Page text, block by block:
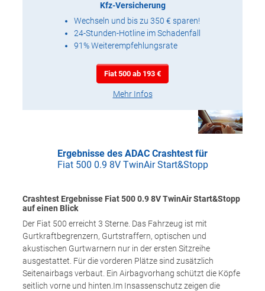
Kfz-Versicherung
Wechseln und bis zu 350 € sparen!
24-Stunden-Hotline im Schadenfall
91% Weiterempfehlungsrate
Fiat 500 ab 193 €
Mehr Infos
Ergebnisse des ADAC Crashtest für
Fiat 500 0.9 8V TwinAir Start&Stopp
Crashtest Ergebnisse Fiat 500 0.9 8V TwinAir Start&Stopp
auf einen Blick
Der Fiat 500 erreicht 3 Sterne. Das Fahrzeug ist mit
Gurtkraftbegrenzern, Gurtstraffern, optischen und
akustischen Gurtwarnern nur in der ersten Sitzreihe
ausgestattet. Für die vorderen Plätze sind zusätzlich
Seitenairbags verbaut. Ein Airbagvorhang schützt die Köpfe
seitlich vorne und hinten.Im Insassenschutz zeigen die